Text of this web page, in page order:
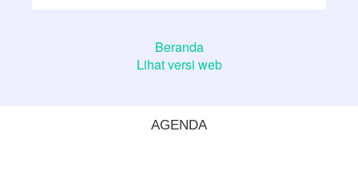
Beranda
Lihat versi web
AGENDA